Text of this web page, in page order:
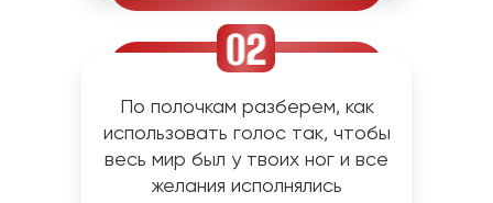
По полочкам разберем, как
использовать голос так, чтобы
весь мир был у твоих ног и все
желания исполнялись